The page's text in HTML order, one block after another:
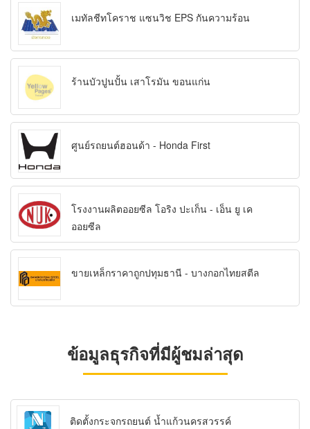
เมทัลชีทโคราช แซนวิช EPS กันความร้อน
ร้านบัวปูนปั้น เสาโรมัน ขอนแก่น
ศูนย์รถยนต์ฮอนด้า - Honda First
โรงงานผลิตออยซีล โอริง ปะเก็น - เอ็น ยู เค
ออยซีล
ขายเหล็กราคาถูกปทุมธานี - บางกอกไทยสตีล
ข้อมูลธุรกิจที่มีผู้ชมล่าสุด
ติดตั้งกระจกรถยนต์ น้ำแก้วนครสวรรค์